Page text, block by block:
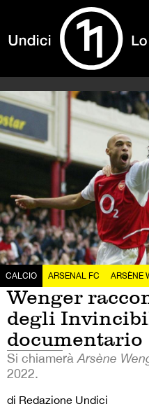
CALCIO ARSENAL FC ARSÈNE
Wenger
degli
documentario
Si chiamerà Arsène
2022.
di Redazione Undici